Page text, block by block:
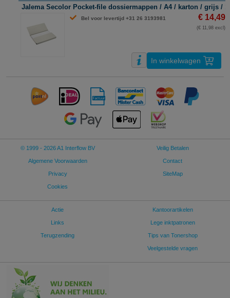
Jalema Secolor Pocket-file dossiermappen / A4 / karton / grijs /
Bel voor levertijd +31 26 3193981 € 14,49
(€ 11,98 excl)
In winkelwagen
© 1999 - 2026 A1 Interflow BV
Algemene Voorwaarden
Privacy
Cookies
Veilig Betalen
Contact
SiteMap
Actie
Links
Terugzending
Kantoorartikelen
Lege inktpatronen
Tips van Tonershop
Veelgestelde vragen